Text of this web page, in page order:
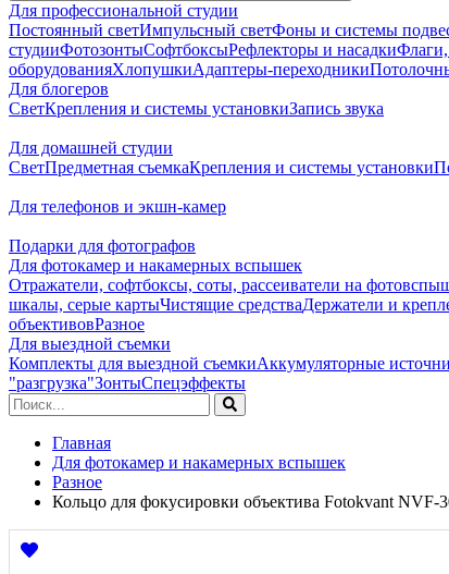
Для профессиональной студии
Постоянный светИмпульсный светФоны и системы
студииФотозонтыСофтбоксыРефлекторы и насадки
оборудованияХлопушкиАдаптеры-переходники
Для блогеров
СветКрепления и системы установкиЗапись звука
Для домашней студии
СветПредметная съемкаКрепления и системы установки
Для телефонов и экшн-камер
Подарки для фотографов
Для фотокамер и накамерных вспышек
Отражатели, софтбоксы, соты, рассеиватели на
шкалы, серые картыЧистящие средстваДержатели и
объективовРазное
Для выездной съемки
Комплекты для выездной съемкиАккумуляторные
"разгрузка"ЗонтыСпецэффекты
Главная
Для фотокамер и накамерных вспышек
Разное
Кольцо для фокусировки объектива Fotokvant NVF-